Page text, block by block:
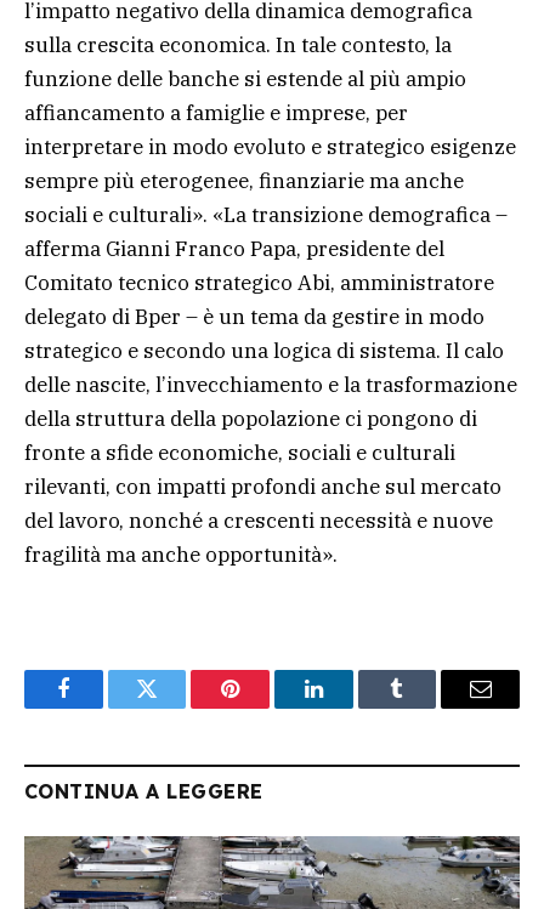
l’impatto negativo della dinamica demografica
sulla crescita economica. In tale contesto, la
funzione delle banche si estende al più ampio
affiancamento a famiglie e imprese, per
interpretare in modo evoluto e strategico esigenze
sempre più eterogenee, finanziarie ma anche
sociali e culturali». «La transizione demografica –
afferma Gianni Franco Papa, presidente del
Comitato tecnico strategico Abi, amministratore
delegato di Bper – è un tema da gestire in modo
strategico e secondo una logica di sistema. Il calo
delle nascite, l’invecchiamento e la trasformazione
della struttura della popolazione ci pongono di
fronte a sfide economiche, sociali e culturali
rilevanti, con impatti profondi anche sul mercato
del lavoro, nonché a crescenti necessità e nuove
fragilità ma anche opportunità».
FacebookTwitter Pinterest LinkedInTumblr Email
CONTINUA A LEGGERE